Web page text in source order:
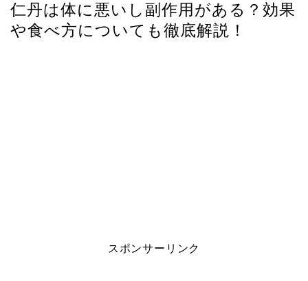
仁丹は体に悪いし副作用がある？効果
や食べ方についても徹底解説！
スポンサーリンク